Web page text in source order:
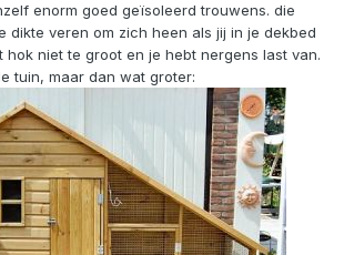
enorm goed geïsoleerd trouwens. die
dikte veren om zich heen als jij in je dekbed
hok niet te groot en je hebt nergens last van.
tuin, maar dan wat groter: